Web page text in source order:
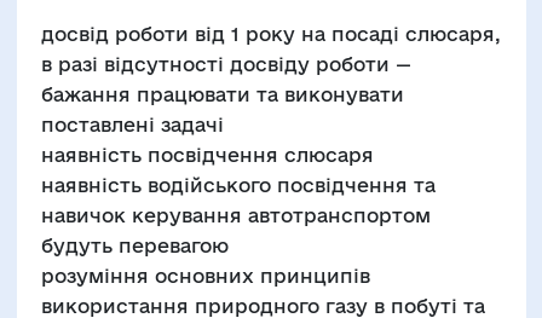
досвід роботи від 1 року на посаді слюсаря,
в разі відсутності досвіду роботи —
бажання працювати та виконувати
поставлені задачі
наявність посвідчення слюсаря
наявність водійського посвідчення та
навичок керування автотранспортом
будуть перевагою
розуміння основних принципів
використання природного газу в побуті та